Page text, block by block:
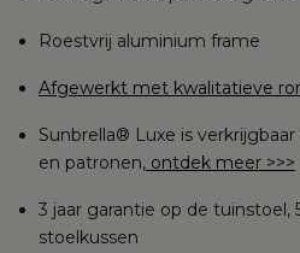
Roestvrij aluminium frame
Afgewerkt met kwalitatieve
Sunbrella® Luxe is
en patronen, ontdek meer >>>
3 jaar garantie op de tuinstoel,
stoelkussen